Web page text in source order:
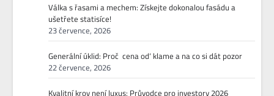
Válka s řasami a mechem: Získejte dokonalou fasádu a
ušetřete statisíce!
23 července, 2026
Generální úklid: Proč ‚cena od‘ klame a na co si dát pozor
22 července, 2026
Kvalitní krov není luxus: Průvodce pro investory 2026